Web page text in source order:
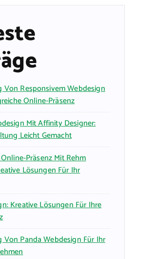
Von Responsivem Webdesign
Online-Präsenz
Mit Affinity Designer:
Leicht Gemacht
Präsenz Mit Rehm
Lösungen Für Ihr
Kreative Lösungen Für Ihre
Von Panda Webdesign Für Ihr